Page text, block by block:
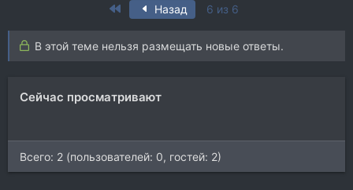
и
First Назад 6 из 6
В этой теме нельзя размещать новые ответы.
Сейчас просматривают
Всего: 2 (пользователей: 0, гостей: 2)